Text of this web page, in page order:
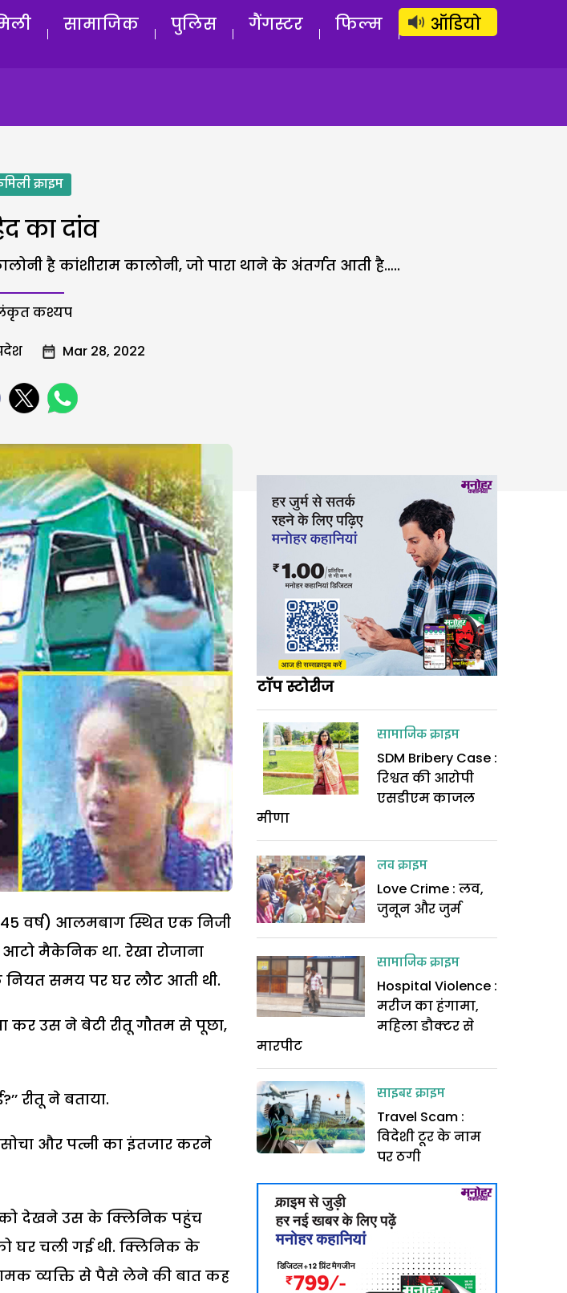
लॉग इन सब्सक्राइब करें
सामाजिक पुलिस गैंगस्टर फिल्म ऑडियो
क्राइम
का दांव
है कांशीराम कालोनी, जो पारा थाने के अंतर्गत आती है…..
कश्यप
Mar 28, 2022
वर्ष) आलमबाग स्थित एक निजी
मैकेनिक था. रेखा रोजाना
समय पर घर लौट आती थी.
कर उस ने बेटी रीतू गौतम से पूछा,
रीतू ने बताया.
और पत्नी का इंतजार करने
को देखने उस के क्लिनिक पहुंच
घर चली गई थी. क्लिनिक के
व्यक्ति से पैसे लेने की बात कह
टॉप स्टोरीज
सामाजिक क्राइम
SDM Bribery Case :
रिश्वत की आरोपी
एसडीएम काजल
मीणा
लव क्राइम
Love Crime : लव,
जुनून और जुर्म
सामाजिक क्राइम
Hospital Violence :
मरीज का हंगामा,
महिला डौक्टर से
मारपीट
साइबर क्राइम
Travel Scam :
विदेशी टूर के नाम
पर ठगी